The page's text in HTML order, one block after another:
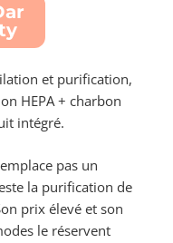
et purification,
HEPA + charbon
intégré.
pas un
la purification de
prix élevé et son
le réservent